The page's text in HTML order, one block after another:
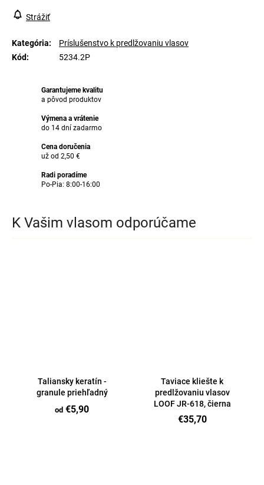
Kategória:
Príslušenstvo k predlžovaniu vlasov
Kód: 5234.2P
Strážiť
Garantujeme kvalitu
a pôvod produktov
Výmena a vrátenie
do 14 dní zadarmo
Cena doručenia
už od 2,50 €
Radi poradíme
Po-Pia: 8:00-16:00
K Vašim vlasom odporúčame
Taliansky keratín -
granule priehľadný
od €5,90
Taviace kliešte k
predlžovaniu vlasov
LOOF JR-618, čierna
€35,70